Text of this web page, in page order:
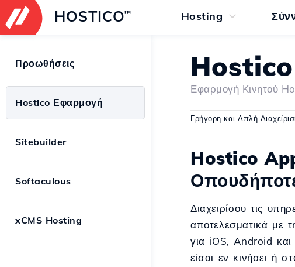
HOSTICO™ Hosting
Εφαρμογή Κινητού
Γρήγορη και Απλή
Hostico
Διαχειρίσου τις
αποτελεσματικά με
για iOS, Android
είσαι εν κινήσει ή
Προωθήσεις
Hostico Εφαρμογή
Sitebuilder
Softaculous
xCMS Hosting